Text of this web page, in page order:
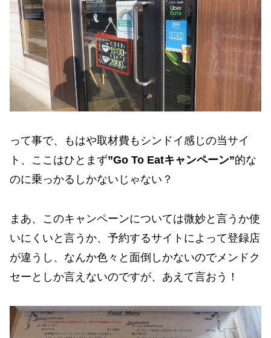
って事で、もはや取材費もシンドイ感じの当サイ
ト、ここはひとまず”Go To Eatキャンペーン”的な
のに乗っかるしかないじゃない？
まあ、このキャンペーンについては微妙と言うか使
いにくいと言うか、予約するサイトによって登録店
が違うし、なんか色々と面倒しかないのでメンドク
セーとしか言えないのですが、あえて言おう！